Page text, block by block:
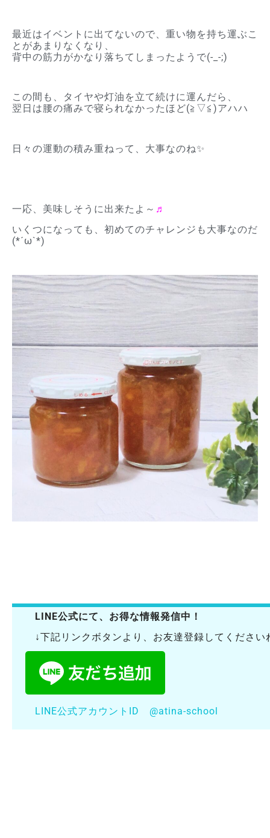
最近はイベントに出てないので、重い物を持ち運ぶこ
とがあまりなくなり、
背中の筋力がかなり落ちてしまったようで(-_-;)
この間も、タイヤや灯油を立て続けに運んだら、
翌日は腰の痛みで寝られなかったほど(≧▽≦)アハハ
日々の運動の積み重ねって、大事なのね✨
一応、美味しそうに出来たよ～ ♬
いくつになっても、初めてのチャレンジも大事なのだ
(*´ω`*)
LINE公式にて、お得な情報発信中！
↓下記リンクボタンより、お友達登録してくださ
LINE公式アカウントID @atina-school